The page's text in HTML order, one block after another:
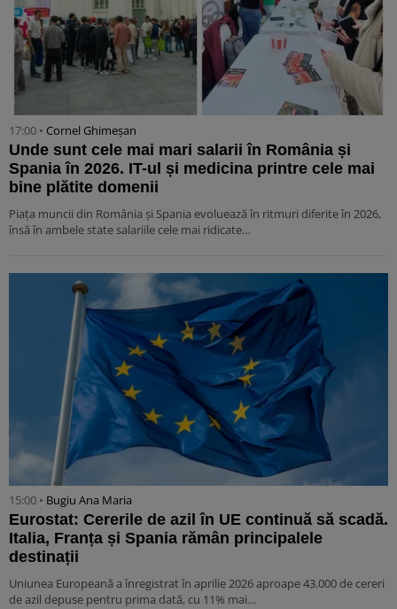
17:00 • Cornel Ghimeșan
Unde sunt cele mai mari salarii în România și
Spania în 2026. IT-ul și medicina printre cele mai
bine plătite domenii
Piața muncii din România și Spania evoluează în ritmuri diferite în 2026,
însă în ambele state salariile cele mai ridicate…
15:00 • Bugiu ⁠Ana Maria
Eurostat: Cererile de azil în UE continuă să scadă.
Italia, Franța și Spania rămân principalele
destinații
Uniunea Europeană a înregistrat în aprilie 2026 aproape 43.000 de cereri
de azil depuse pentru prima dată, cu 11% mai…